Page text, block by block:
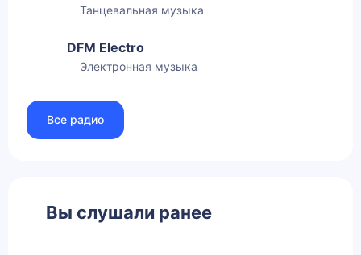
Танцевальная музыка
DFM Electro
Электронная музыка
Все радио
Вы слушали ранее